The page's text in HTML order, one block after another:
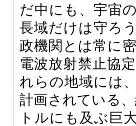
だ中にも、宇宙
長域だけは守ろ
政機関とは常に
電波放射禁止協
れらの地域には
計画されている
トルにも及ぶ巨